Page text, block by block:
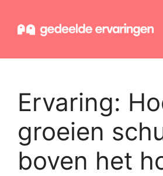
naar
Ervaring:
groeien
boven het